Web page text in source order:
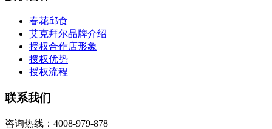
春花邱食
艾克拜尔品牌介绍
授权合作店形象
授权优势
授权流程
联系我们
咨询热线：4008-979-878